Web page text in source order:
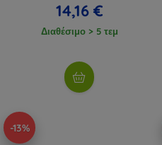
14,16 €
Διαθέσιμο > 5 τεμ
-13%